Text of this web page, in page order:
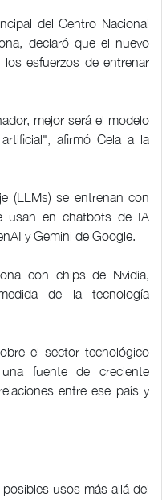
del Centro Nacional
declaró que el nuevo
esfuerzos de entrenar
mejor será el modelo
afirmó Cela a la
(LLMs) se entrenan con
usan en chatbots de IA
y Gemini de Google.
con chips de Nvidia,
de la tecnología
el sector tecnológico
fuente de creciente
entre ese país y
usos más allá del